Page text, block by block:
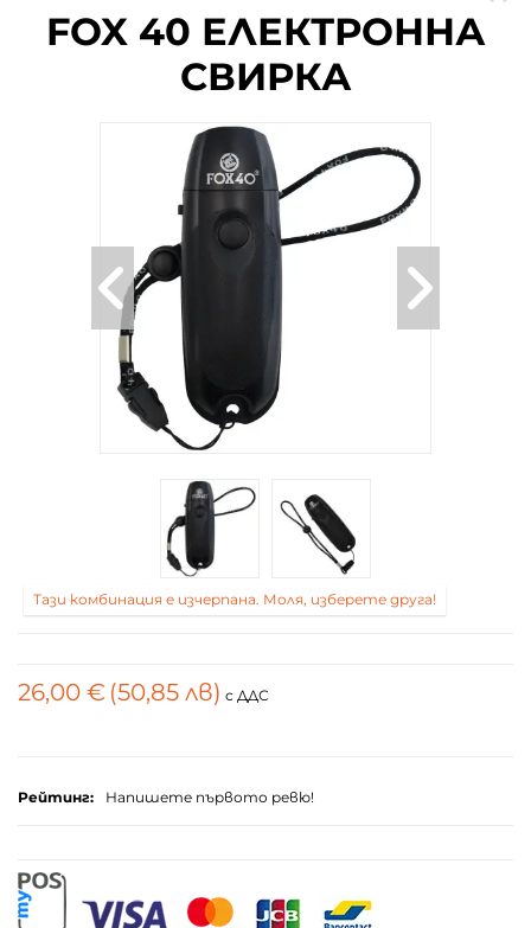
FOX 40 ЕЛЕКТРОННА
СВИРКА
Тази комбинация е изчерпана. Моля, изберете друга!
26,00 € (50,85 лв) с ДДС
Рейтинг: Напишете първото ревю!